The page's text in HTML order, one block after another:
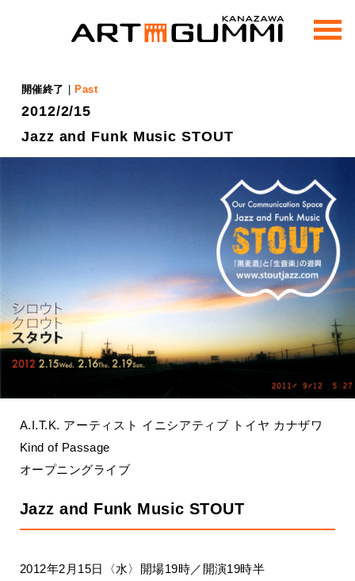
m
e
開催終了 Past
2012/2/15
Jazz and Funk Music STOUT
A.I.T.K. アーティスト イニシアティブ トイヤ カナザワ
Kind of Passage
オープニングライブ
Jazz and Funk Music STOUT
2012年2月15日〈水〉開場19時／開演19時半